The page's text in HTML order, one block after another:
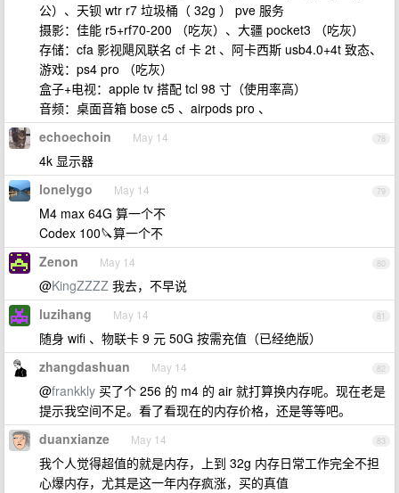
公）、天钡 wtr r7 垃圾桶（ 32g ） pve 服务
摄影：佳能 r5+rf70-200 （吃灰）、大疆 pocket3 （吃灰）
存储：cfa 影视飓风联名 cf 卡 2t 、阿卡西斯 usb4.0+4t 致态、
游戏：ps4 pro （吃灰）
盒子+电视：apple tv 搭配 tcl 98 寸（使用率高）
音频：桌面音箱 bose c5 、airpods pro 、
78
echoechoin May 14
4k 显示器
79
lonelygo May 14
M4 max 64G 算一个不
Codex 100🔪算一个不
80
Zenon May 14
@KingZZZZ 我去，不早说
81
luzihang May 14
随身 wifi 、物联卡 9 元 50G 按需充值（已经绝版）
82
zhangdashuan May 14
@frankkly 买了个 256 的 m4 的 air 就打算换内存呢。现在老是
提示我空间不足。看了看现在的内存价格，还是等等吧。
83
duanxianze May 14
我个人觉得超值的就是内存，上到 32g 内存日常工作完全不担
心爆内存，尤其是这一年内存疯涨，买的真值